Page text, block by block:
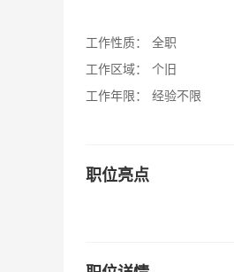
工作性质：
全职
工作区域：
个旧
工作年限：
经验不限
职位亮点